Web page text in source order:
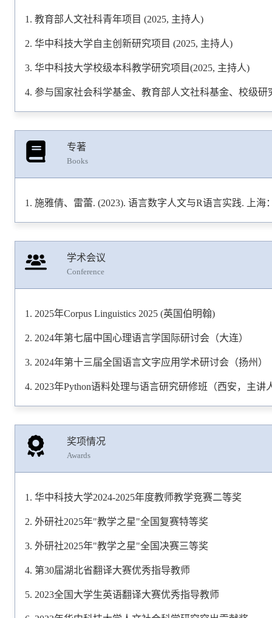
Quantitative Linguistics
, 29(1), 62-79. (SSCI)
Shi, Yaqian, & Lei, Lei. (2021). Lexical use and social
of semantics with social and cultural changes.English Today,
施雅倩 & 雷蕾. (2018).《新闻价值话语》述评.语料库语
教育部人文社科青年项目 (2025, 主持人)
华中科技大学自主创新研究项目 (2025, 主持人)
华中科技大学校级本科教学研究项目(2025, 主持人)
参与国家社会科学基金、教育部人文社科基金、校级研
专著
Books
施雅倩、雷蕾. (2023). 语言数字人文与R语言实践. 上海
学术会议
Conference
2025年Corpus Linguistics 2025 (英国伯明翰)
2024年第七届中国心理语言学国际研讨会（大连）
2024年第十三届全国语言文字应用学术研讨会（扬州）
2023年Python语料处理与语言研究研修班（西安，主讲
奖项情况
Awards
华中科技大学2024-2025年度教师教学竞赛二等奖
外研社2025年"教学之星"全国复赛特等奖
外研社2025年"教学之星"全国决赛三等奖
第30届湖北省翻译大赛优秀指导教师
2023全国大学生英语翻译大赛优秀指导教师